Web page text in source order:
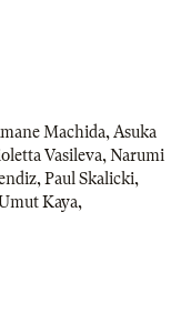
Machida,Asuka
Vasileva,Narumi
,Paul Skalicki,
Kaya,